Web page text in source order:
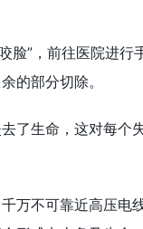
”，前往医院进行
的部分切除。
了生命，这对每个
万不可靠近高压电